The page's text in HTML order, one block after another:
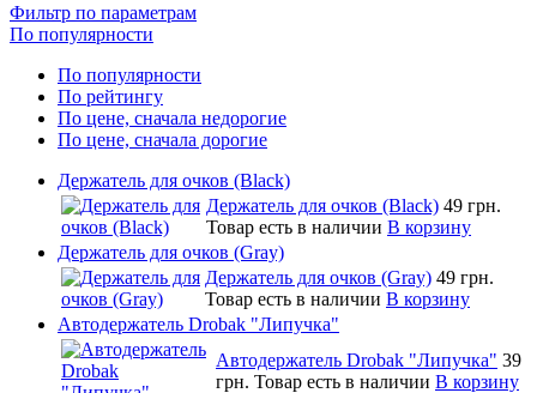
Фильтр по параметрам
По популярности
По популярности
По рейтингу
По цене, сначала недорогие
По цене, сначала дорогие
Держатель для очков (Black)
Держатель для очков (Black) 49 грн.
Товар есть в наличии В корзину
Держатель для очков (Gray)
Держатель для очков (Gray) 49 грн.
Товар есть в наличии В корзину
Автодержатель Drobak "Липучка"
Автодержатель Drobak "Липучка" 39
грн. Товар есть в наличии В корзину